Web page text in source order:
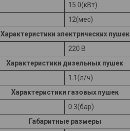
15.0(кВт)
12(мес)
Характеристики электрических пушек
220 В
Характеристики дизельных пушек
1.1(л/ч)
Характеристики газовых пушек
0.3(бар)
Габаритные размеры